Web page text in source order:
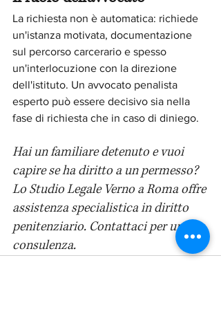
La richiesta non è automatica: richiede
un'istanza motivata, documentazione
sul percorso carcerario e spesso
un'interlocuzione con la direzione
dell'istituto. Un avvocato penalista
esperto può essere decisivo sia nella
fase di richiesta che in caso di diniego.
Hai un familiare detenuto e vuoi
capire se ha diritto a un permesso?
Lo Studio Legale Verno a Roma offre
assistenza specialistica in diritto
penitenziario. Contattaci per una
consulenza.